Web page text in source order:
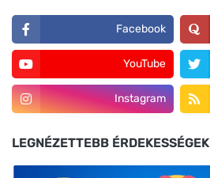
Facebook
YouTube
Instagram
LEGNÉZETTEBB ÉRDEKESSÉGEK